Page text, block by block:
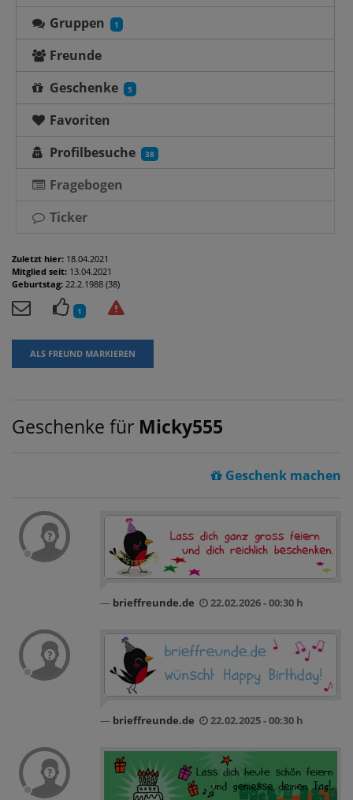
Gruppen
1
Freunde
Geschenke
5
Favoriten
Profilbesuche
38
Fragebogen
Ticker
Zuletzt hier: 18.04.2021
Mitglied seit: 13.04.2021
Geburtstag: 22.2.1988 (38)
1
ALS FREUND MARKIEREN
Geschenke für Micky555
Geschenk machen
brieffreunde.de 22.02.2026 - 00:30 h
brieffreunde.de 22.02.2025 - 00:30 h